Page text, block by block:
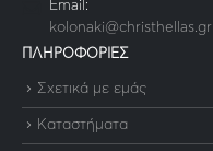
Email:
kolonaki@christhellas.gr
ΠΛΗΡΟΦΟΡΙΕΣ
Σχετικά με εμάς
Καταστήματα